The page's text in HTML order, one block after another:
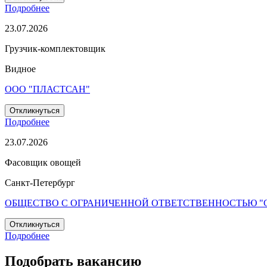
Подробнее
23.07.2026
Грузчик-комплектовщик
Видное
ООО "ПЛАСТСАН"
Откликнуться
Подробнее
23.07.2026
Фасовщик овощей
Санкт-Петербург
ОБЩЕСТВО С ОГРАНИЧЕННОЙ ОТВЕТСТВЕННОСТЬЮ
Откликнуться
Подробнее
Подобрать вакансию